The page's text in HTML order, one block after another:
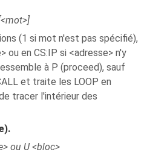
(1 si mot n'est pas spécifié),
ou en CS:IP si <adresse> n'y
à P (proceed), sauf
et traite les LOOP en
tracer l'intérieur des
ou U <bloc>